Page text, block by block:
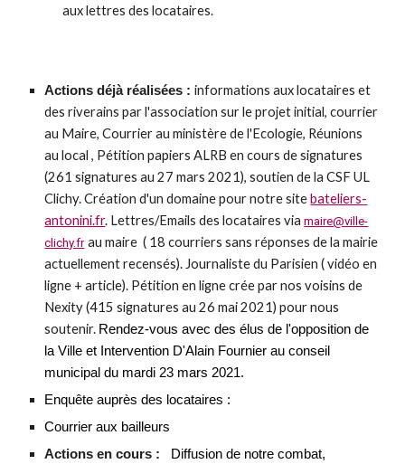
aux lettres des locataires.
Actionsdéjà réalisées :informations aux locataires et
des riverains par l'association sur le projet initial, courrier
au Maire, Courrier au ministère de l'Ecologie, Réunions
au local , Pétition papiers ALRB en cours de signatures
(261 signatures au 27 mars 2021), soutien de la CSF UL
Clichy. Création d'un domaine pour notre sitebateliers-
antonini.fr. Lettres/Emails des locataires viamaire@ville-
clichy.fr au maire ( 18 courriers sans réponses de la mairie
actuellement recensés). Journaliste du Parisien ( vidéo en
ligne + article). Pétition en ligne crée par nos voisins de
Nexity (415 signatures au 26 mai 2021) pour nous
soutenir. Rendez-vous avec des élus de l'opposition de
la Ville et Intervention D'Alain Fournier au conseil
municipal du mardi 23 mars 2021.
Enquête auprès des locataires :
Courrier aux bailleurs
Actionsen cours : Diffusion de notre combat,